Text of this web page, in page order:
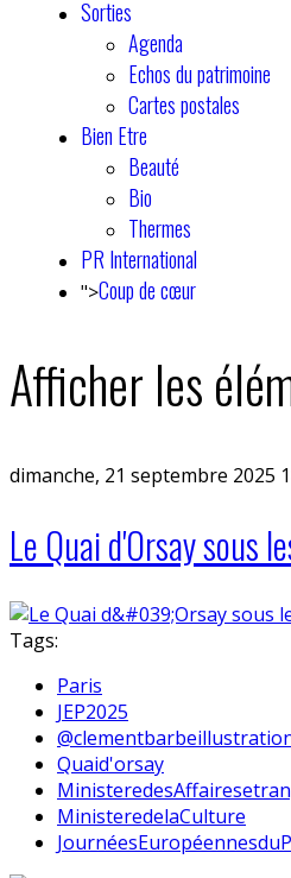
Sorties
Agenda
Echos du patrimoine
Cartes postales
Bien Etre
Beauté
Bio
Thermes
PR International
">Coup de cœur
Afficher les
dimanche, 21 septembre 2025
Le Quai d'Orsay sous
Tags:
Paris
JEP2025
Quaid'orsay
MinisteredelaCulture